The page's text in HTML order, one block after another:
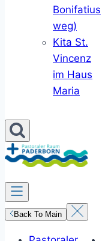
Bonifatius
weg)
Kita St.
Vincenz
im Haus
Maria
Back To Main